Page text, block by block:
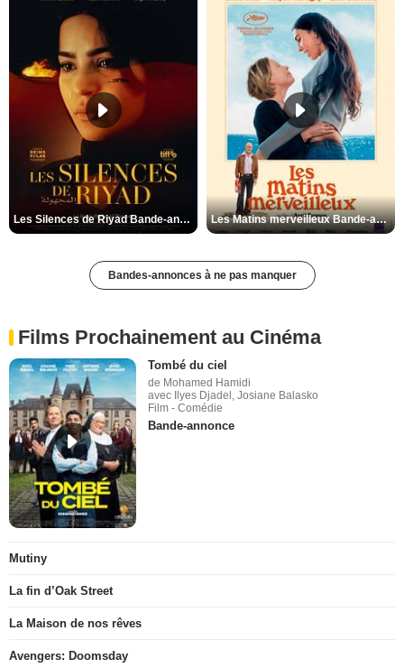
Les Silences de Riyad Bande-annonce VO STFR Les Matins merveilleux Bande-annonce VF
Bandes-annonces à ne pas manquer
Films Prochainement au Cinéma
Tombé du ciel
de Mohamed Hamidi
avec Ilyes Djadel, Josiane Balasko
Film - Comédie
Bande-annonce
Mutiny
La fin d’Oak Street
La Maison de nos rêves
Avengers: Doomsday